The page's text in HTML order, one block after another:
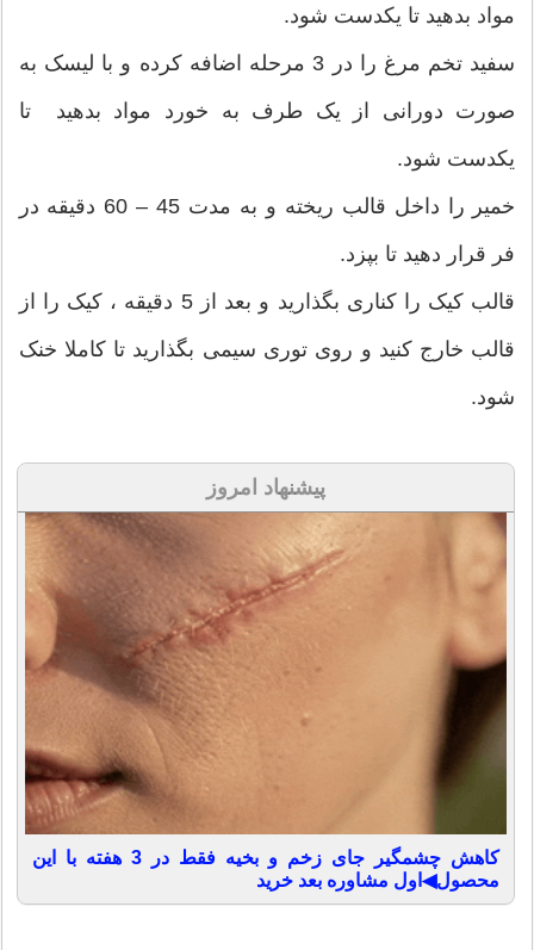
مواد بدهید تا یکدست شود.
سفید تخم مرغ را در 3 مرحله اضافه کرده و با لیسک به
صورت دورانی از یک طرف به خورد مواد بدهید تا
یکدست شود.
خمیر را داخل قالب ریخته و به مدت 45 – 60 دقیقه در
فر قرار دهید تا بپزد.
قالب کیک را کناری بگذارید و بعد از 5 دقیقه ، کیک را از
قالب خارج کنید و روی توری سیمی بگذارید تا کاملا خنک
شود.
پیشنهاد امروز
کاهش چشمگیر جای زخم و بخیه فقط در 3 هفته با این
محصول◀اول مشاوره بعد خرید